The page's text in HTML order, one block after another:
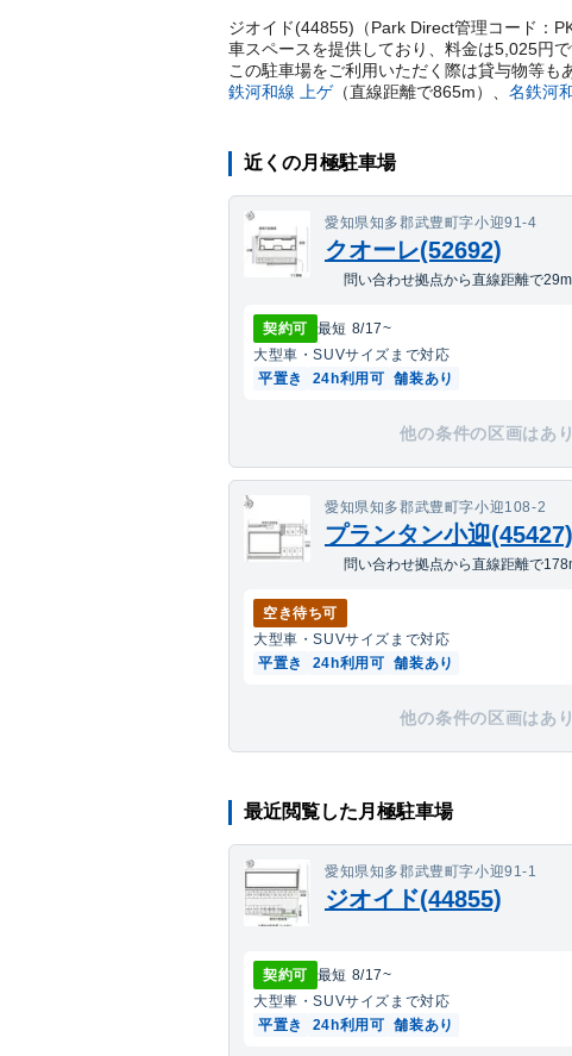
ジオイド(44855)（Park Direct管理コード：
車スペースを提供しており、料金は5,025円
この駐車場をご利用いただく際は貸与物等も
鉄河和線
上ゲ（直線距離で865m） 名鉄河
近くの月極駐車場
愛知県知多郡武豊町字小迎91-4
クオーレ(52692)
問い合わせ拠点から直線距離で29m
契約可 最短 8/17~
大型車・SUVサイズまで対応
平置き
24h利用可 舗装あり
他の条件の区画はあ
愛知県知多郡武豊町字小迎108-2
プランタン小迎(45427)
問い合わせ拠点から直線距離で
空き待ち可
大型車・SUVサイズまで対応
平置き
24h利用可 舗装あり
他の条件の区画はあ
最近閲覧した月極駐車場
愛知県知多郡武豊町字小迎91-1
ジオイド(44855)
契約可 最短 8/17~
大型車・SUVサイズまで対応
平置き
24h利用可 舗装あり